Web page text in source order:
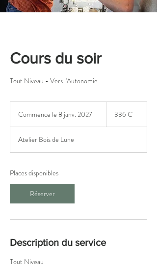
Cours du soir
Tout Niveau - Vers l'Autonomie
Commence le 8 janv. 2027
e
j
v
336 €
Atelier Bois de Lune
Places disponibles
Réserver
Description du service
Tout Niveau